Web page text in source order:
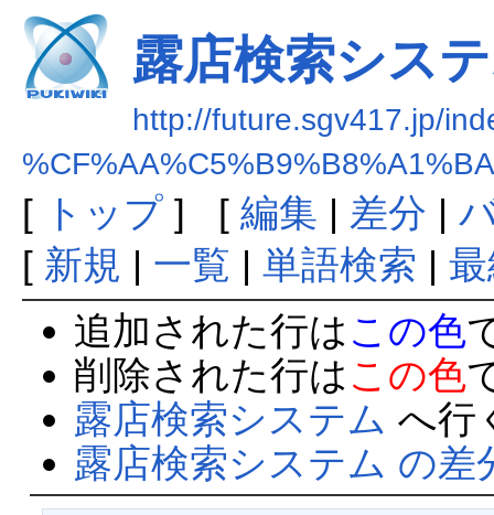
露店検索シス
http://future.sgv417.jp/
[ トップ] [ 編集 | 差分 |
[ 新規 | 一覧 | 単語検索 |
追加された行は この色
削除された行は この色
露店検索システム へ行
露店検索システム の差